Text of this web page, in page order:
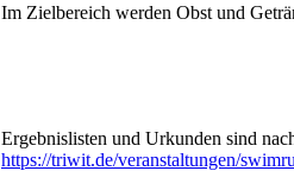
Im Zielbereich werden Obst und
Ergebnislisten und Urkunden sind
https://triwit.de/veranstaltungen/